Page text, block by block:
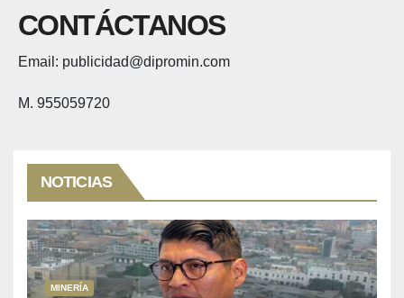
CONTÁCTANOS
Email: publicidad@dipromin.com
M. 955059720
NOTICIAS
MINERÍA